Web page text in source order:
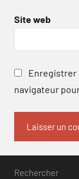
Site web
Enregistrer
navigateur
Rechercher